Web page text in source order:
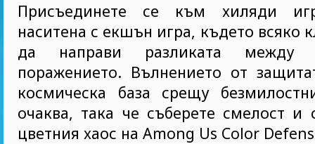
Присъединете се към хиляди
наситена с екшън игра, където всяко
да направи разликата между
поражението. Вълнението от
космическа база срещу
очаква, така че съберете смелост и
цветния хаос на Among Us Color